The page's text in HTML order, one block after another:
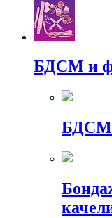
БДСМ и
БДСМ